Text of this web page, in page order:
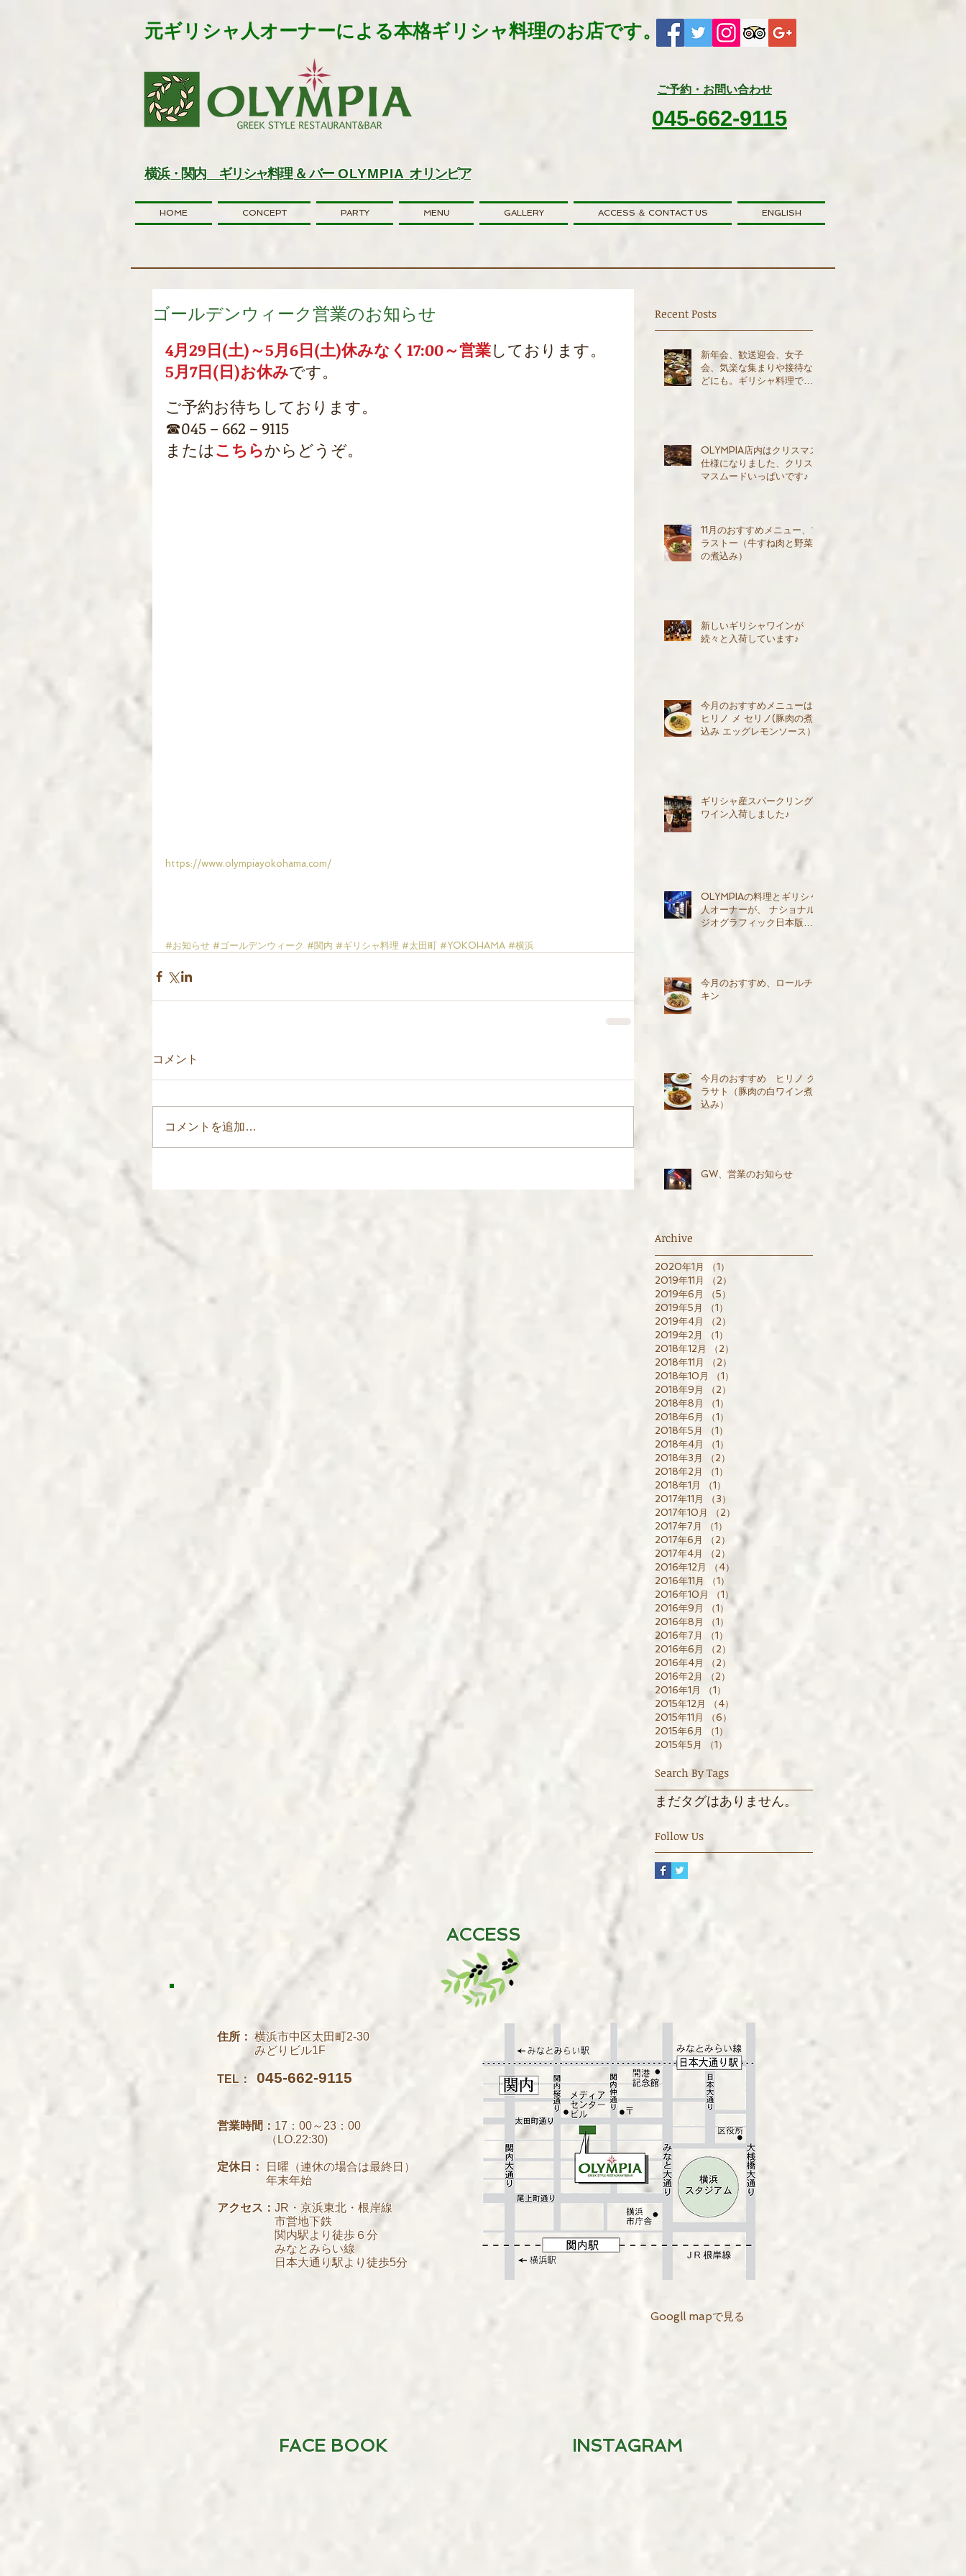
元ギリシャ人オーナーによる本格ギリシャ料理のお店です。​
ご予約・お問い合わせ
045-662-9115
横浜・関内 ギリシャ料理 ＆ バーOLYMPIA オリンピア
HOME CONCEPT PARTY MENU GALLERY ACCESS ＆ CONTACT US ENGLISH
ゴールデンウィーク営業のお知らせ
4月29日(土)～5月6日(土)休みなく17:00～営業しております。
5月7日(日)お休みです。
ご予約お待ちしております。
☎045－662－9115
またはこちらからどうぞ。
https://www.olympiayokohama.com/
#お知らせ #ゴールデンウィーク #関内 #ギリシャ料理 #太田町 #YOKOHAMA #横浜
コメント
コメントを追加…
Recent Posts
新年会、歓送迎会、女子
会、気楽な集まりや接待な
どにも。ギリシャ料理でパ
OLYMPIA店内はクリスマス
仕様になりました、クリス
マスムードいっぱいです♪
11月のおすすめメニュー、ブ
ラストー（牛すね肉と野菜
の煮込み）
新しいギリシャワインが
続々と入荷しています♪
今月のおすすめメニューは
ヒリノ メ セリノ(豚肉の煮
込み エッグレモンソース）
ギリシャ産スパークリング
ワイン入荷しました♪
OLYMPIAの料理とギリシャ
人オーナーが、 ナショナル
ジオグラフィック日本版で
今月のおすすめ、ロールチ
キン
今月のおすすめ ヒリノ ク
ラサト（豚肉の白ワイン煮
込み）
GW、営業のお知らせ
Archive
2020年1月 （1）
2019年11月
（2）
2019年6月
（5）
2019年5月
（1）
2019年4月
（2）
2019年2月
（1）
2018年12月
（2）
2018年11月
（2）
2018年10月
（1）
2018年9月
（2）
2018年8月
（1）
2018年6月
（1）
2018年5月
（1）
2018年4月
（1）
2018年3月
（2）
2018年2月
（1）
2018年1月
（1）
2017年11月
（3）
2017年10月
（2）
2件の記事
2017年7月
（1）
2017年6月
（2）
2017年4月
（2）
2016年12月
（4）
2016年11月
（1）
2016年10月
（1）
2016年9月
（1）
1件の記事
2016年8月
（1）
2016年7月
（1）
2016年6月
（2）
2016年4月
（2）
2016年2月
（2）
2件の記事
2016年1月
（1）
2015年12月
（4）
2015年11月
（6）
2015年6月
（1）
2015年5月
（1）
Search By Tags
まだタグはありません。
Follow Us
ACCESS
住所： 横浜市中区太田町2-30
みどりビル1F
TEL： 045-662-9115
営業時間： 17：00～23：00
（LO.22:30)
定休日：
日曜（連休の場合は最終日）
年末年始
アクセス： JR・京浜東北・根岸線
市営地下鉄
関内駅より徒歩６分
みなとみらい線
日本大通り駅より徒歩5分
Googll mapで見る
FACE BOOK INSTAGRAM